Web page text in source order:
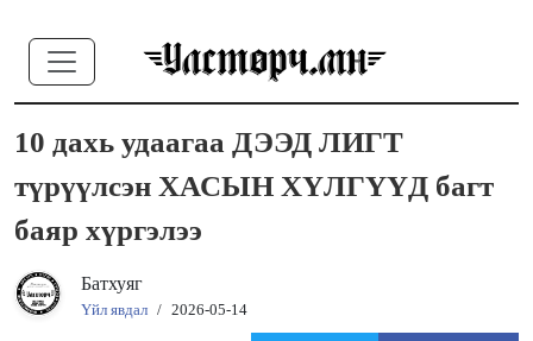
10 дахь удаагаа ДЭЭД ЛИГТ
түрүүлсэн ХАСЫН ХҮЛГҮҮД багт
баяр хүргэлээ
Батхуяг
Үйл явдал / 2026-05-14